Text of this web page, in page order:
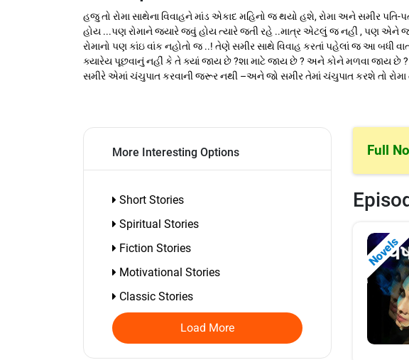
હજુ તો રોમા સાથેના વિવાહને માંડ એકાદ મહિનો જ થયો હશે, રોમા અને સમીર
હોય ...પણ રોમાને જ્યારે જવું હોય ત્યારે જતી રહે ..માત્ર એટલું જ નહીં , પણ
રોમાનો પણ કાંઇ વાંક નહોતો જ ..! તેણે સમીર સાથે વિવાહ કરતાં પહેલાં જ આ બધી
ક્યારેય પૂછવાનું નહીં કે તે ક્યાં જાય છે ?શા માટે જાય છે ? અને કોને મળવા જાય છે ?
સમીરે એમાં ચંચુપાત કરવાની જરૂર નથી –અને જો સમીર તેમાં ચંચુપાત કરશે તો
More Interesting Options
Short Stories
Spiritual Stories
Fiction Stories
Motivational Stories
Classic Stories
Load More
Full
Novels